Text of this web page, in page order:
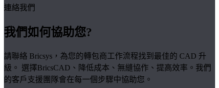
連絡我們
我們如何協助您?
請聯絡 Bricsys，為您的轉包商工作流程找到最佳的 CAD 升
級。 選擇BricsCAD、降低成本、無縫協作、提高效率。我們
的客戶支援團隊會在每一個步驟中協助您。